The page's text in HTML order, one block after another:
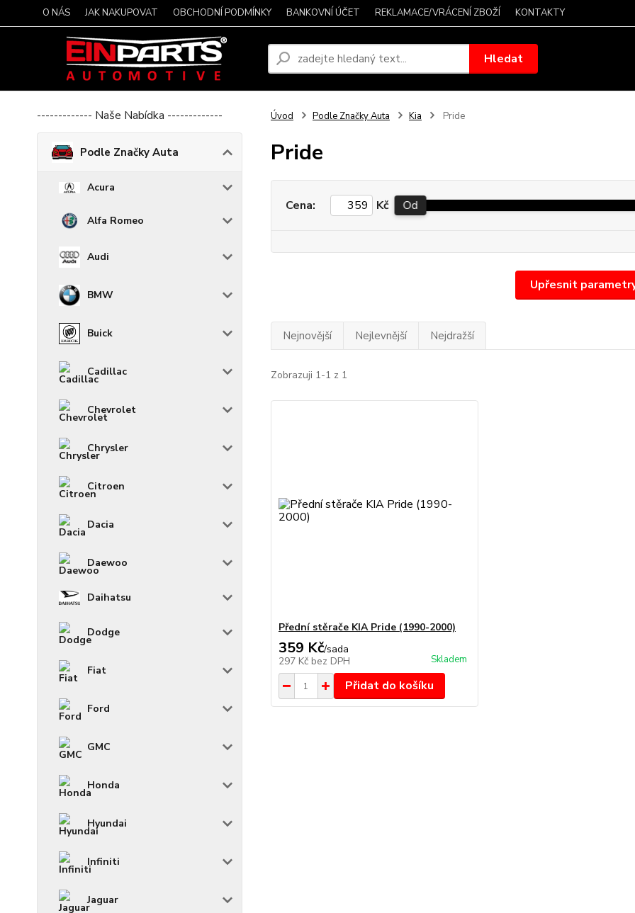
O NÁS JAK NAKUPOVAT OBCHODNÍ PODMÍNKY BANKOVNÍ ÚČET REKLAMACE/VRÁCENÍ ZBOŽÍ KONTAKTY
Hledat
------------- Naše Nabídka -------------
Podle Značky Auta
Acura
Alfa Romeo
Audi
BMW
Buick
Cadillac
Chevrolet
Chrysler
Citroen
Dacia
Daewoo
Daihatsu
Dodge
Fiat
Ford
GMC
Honda
Hyundai
Infiniti
Jaguar
Úvod Podle Značky Auta Kia Pride
Pride
Upřesnit
Cena: Kč Od
Nejnovější Nejlevnější Nejdražší
Zobrazuji 1-1 z 1
Přední stěrače KIA Pride (1990-2000)
359 Kč/sada
297 Kč bez DPH Skladem
Přidat do košíku